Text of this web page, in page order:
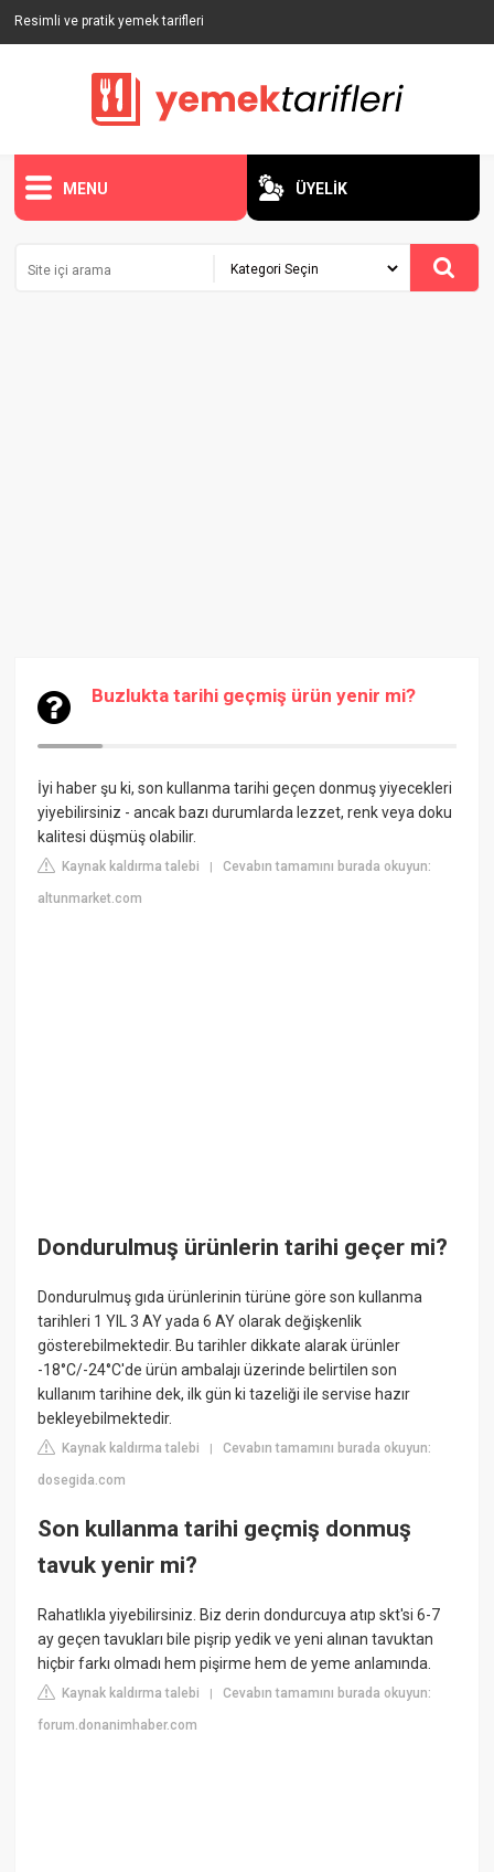
Resimli ve pratik yemek tarifleri
MENU ÜYELİK
Buzlukta tarihi geçmiş ürün yenir mi?
İyi haber şu ki, son kullanma tarihi geçen donmuş yiyecekleri
yiyebilirsiniz - ancak bazı durumlarda lezzet, renk veya doku
kalitesi düşmüş olabilir.
Kaynak kaldırma talebi |Cevabın tamamını burada okuyun:
altunmarket.com
Dondurulmuş ürünlerin tarihi geçer mi?
Dondurulmuş gıda ürünlerinin türüne göre son kullanma
tarihleri 1 YIL 3 AY yada 6 AY olarak değişkenlik
gösterebilmektedir. Bu tarihler dikkate alarak ürünler
-18°C/-24°C'de ürün ambalajı üzerinde belirtilen son
kullanım tarihine dek, ilk gün ki tazeliği ile servise hazır
bekleyebilmektedir.
Kaynak kaldırma talebi |Cevabın tamamını burada okuyun:
dosegida.com
Son kullanma tarihi geçmiş donmuş
tavuk yenir mi?
Rahatlıkla yiyebilirsiniz. Biz derin dondurcuya atıp skt'si 6-7
ay geçen tavukları bile pişrip yedik ve yeni alınan tavuktan
hiçbir farkı olmadı hem pişirme hem de yeme anlamında.
Kaynak kaldırma talebi |Cevabın tamamını burada okuyun:
forum.donanimhaber.com